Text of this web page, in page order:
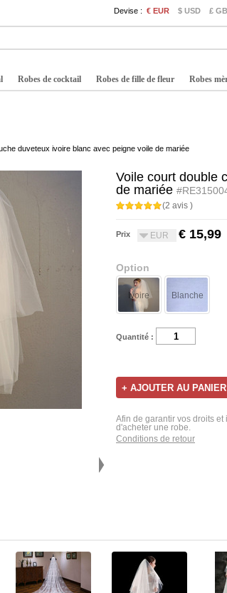
Devise : € EUR $ USD £
Robes de cocktail Robes de fille de fleur Robes
duveteux ivoire blanc avec peigne voile de mariée
Voile court double
de mariée
(2 avis )
Prix EUR € 15,99
Option
Ivoire Blanche
Quantité :
Afin de garantir vos droits
d'acheter une robe.
Conditions de retour